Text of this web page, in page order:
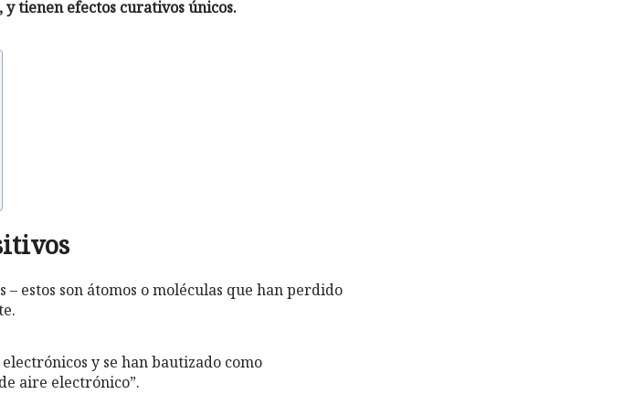
tienen efectos curativos únicos.
estos son átomos o moléculas que han perdido
y se han bautizado como
aire electrónico”.